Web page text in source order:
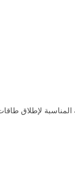
لإطلاق